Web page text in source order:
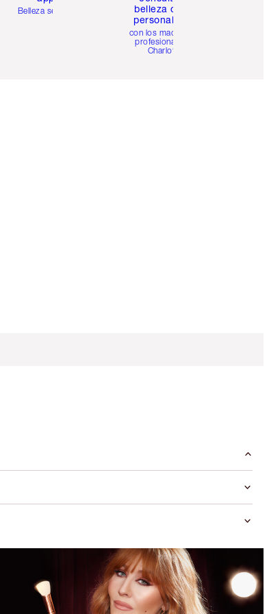
Belleza sencilla
belleza online
personalizada
con los maquillistas
profesionales de
Charlotte.